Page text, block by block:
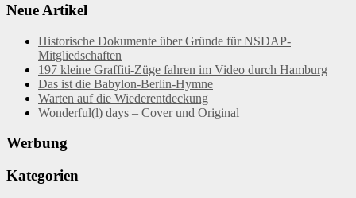
Neue Artikel
Historische Dokumente über Gründe für NSDAP-
Mitgliedschaften
197 kleine Graffiti-Züge fahren im Video durch Hamburg
Das ist die Babylon-Berlin-Hymne
Warten auf die Wiederentdeckung
Wonderful(l) days – Cover und Original
Werbung
Kategorien